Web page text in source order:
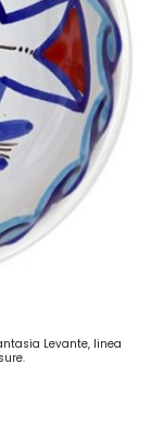
Levante, linea